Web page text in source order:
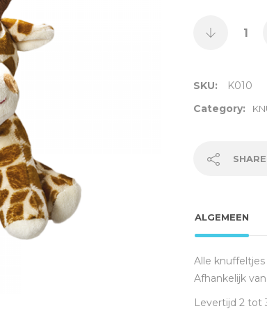
SKU:
K010
Category:
SHARE
ALGEMEEN
Alle
Afhankelijk
Levertijd 2 tot